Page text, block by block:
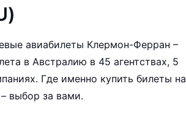
авиабилеты Клермон-Ферран –
в Австралию в 45 агентствах, 5
Где именно купить билеты на
выбор за вами.